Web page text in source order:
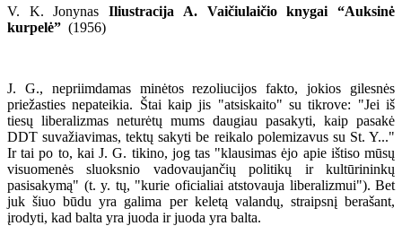
V. K. JonynasIliustracija A. Vaičiulaičio knygai “Auksinė
kurpelė” (1956)
J. G., nepriimdamas minėtos rezoliucijos fakto, jokios gilesnės
priežasties nepateikia. Štai kaip jis "atsiskaito" su tikrove: "Jei iš
tiesų liberalizmas neturėtų mums daugiau pasakyti, kaip pasakė
DDT suvažiavimas, tektų sakyti be reikalo polemizavus su St. Y..."
Ir tai po to, kai J. G. tikino, jog tas "klausimas ėjo apie ištiso mūsų
visuomenės sluoksnio vadovaujančių politikų ir kultūrininkų
pasisakymą" (t. y. tų, "kurie oficialiai atstovauja liberalizmui"). Bet
juk šiuo būdu yra galima per keletą valandų, straipsnį berašant,
įrodyti, kad balta yra juoda ir juoda yra balta.